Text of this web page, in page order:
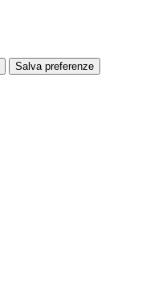
Salva preferenze